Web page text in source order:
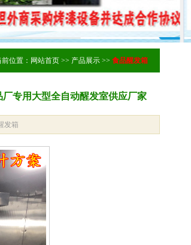
前位置： 网站首页 >> 产品展示 >> 食品醒发箱
专用大型全自动醒发室供应厂家
发箱